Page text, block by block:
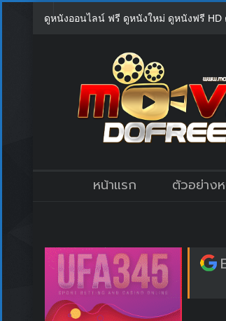
ดูหนังออนไลน์ ฟรี ดูหนังใหม่ ดูหนังฟรี HD
หน้าแรก ตัวอย่าง